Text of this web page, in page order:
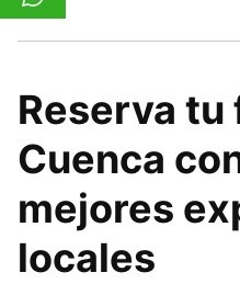
Reserva tu
Cuenca
mejores
locales